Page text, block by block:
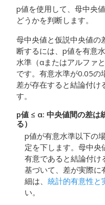
p値を使用して、母中央
どうかを判断します。
母中央値と仮説中央値の
断するには、p値を有意
水準（αまたはアルファ
です。有意水準が0.05の
差が存在すると結論付け
す。
p値 ≤ α: 中央値間の差は
る）
p値が有意水準以下の
定を下します。母中央
有意であると結論付け
基づいて、差が実際に
細は、 統計的有意性と
い。